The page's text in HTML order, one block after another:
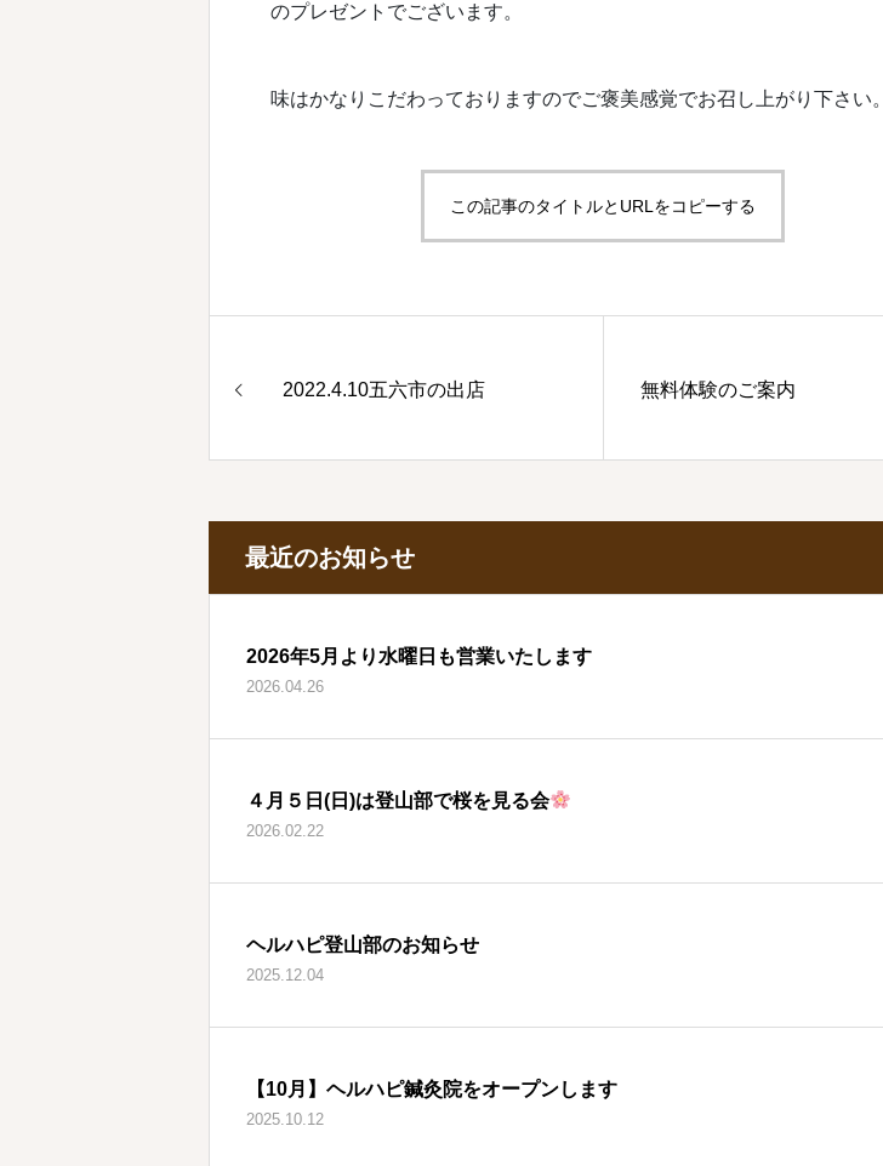
のプレゼントでございます。
味はかなりこだわっておりますのでご褒美感覚でお召し上がり下さい。
この記事のタイトルとURLをコピーする
2022.4.10五六市の出店 無料体験のご案内
最近のお知らせ
2026年5月より水曜日も営業いたします
2026.04.26
４月５日(日)は登山部で桜を見る会
2026.02.22
ヘルハピ登山部のお知らせ
2025.12.04
【10月】ヘルハピ鍼灸院をオープンします
2025.10.12